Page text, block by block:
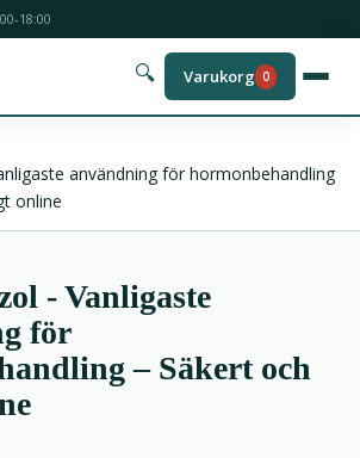
18:00
🔍 Varukorg 0
användning för hormonbehandling
online
- Vanligaste
för
– Säkert och